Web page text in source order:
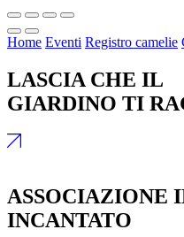
Home Eventi Registro camelie
LASCIA CHE IL
GIARDINO TI
ASSOCIAZIONE
INCANTATO